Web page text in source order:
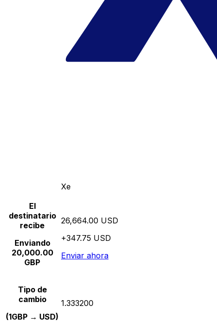
Xe
El
destinatario
recibe
Enviando
20,000.00
GBP
26,664.00 USD
+347.75 USD
Enviar ahora
Tipo de
cambio
(1GBP → USD)
1.333200